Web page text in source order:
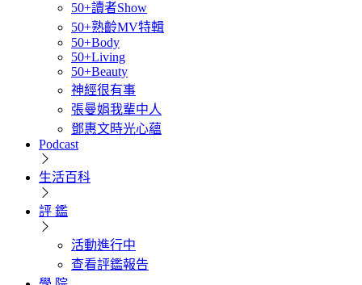
50+讀者Show
50+熟齡MV特輯
50+Body
50+Living
50+Beauty
神經很有事
張曼娟我輩中人
鄧惠文時光心蘊
Podcast
生活百科
評 鑑
活動進行中
查看評鑑報告